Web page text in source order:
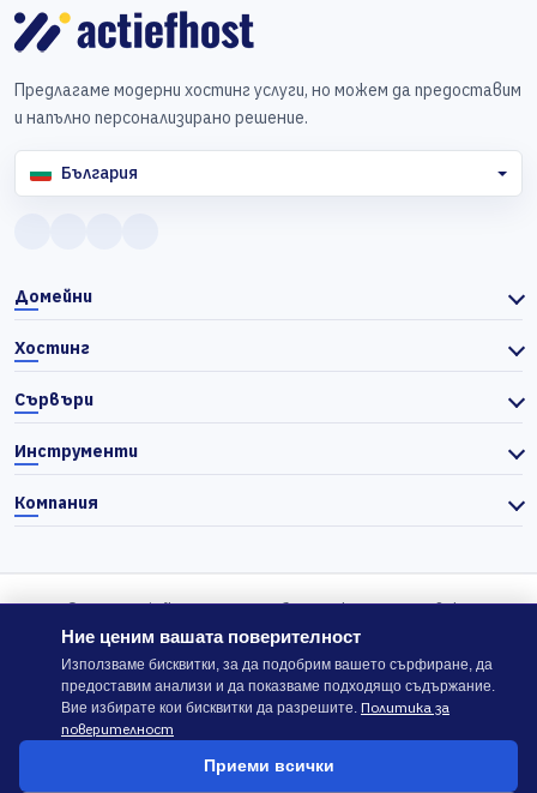
Предлагаме модерни хостинг услуги, но можем да предоставим
и напълно персонализирано решение.
България
Домейни
Хостинг
Сървъри
Инструменти
Компания
© 2026 Actiefhost. Съгласно българското търговско
законодателство цените в сайта се показват без ДДС, а ДДС се
изчислява отделно при завършване на поръчката, когато е
приложимо.
ACTIEFHOST LTD,
Ние ценим вашата поверителност
Използваме бисквитки, за да подобрим вашето сърфиране, да
предоставим анализи и да показваме подходящо съдържание.
Вие избирате кои бисквитки да разрешите. Политика за
поверителност
Приеми всички